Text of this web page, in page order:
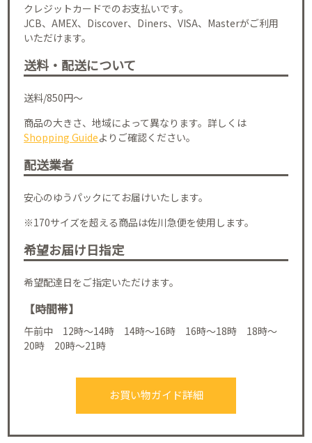
クレジットカードでのお支払いです。
JCB、AMEX、Discover、Diners、VISA、Masterがご利用
いただけます。
送料・配送について
送料/850円～
商品の大きさ、地域によって異なります。詳しくは
Shopping Guideよりご確認ください。
配送業者
安心のゆうパックにてお届けいたします。
※170サイズを超える商品は佐川急便を使用します。
希望お届け日指定
希望配達日をご指定いただけます。
【時間帯】
午前中 12時～14時 14時～16時 16時～18時 18時～
20時 20時～21時
お買い物ガイド詳細